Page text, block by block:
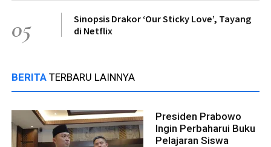
05
Sinopsis Drakor ‘Our Sticky Love’, Tayang
di Netflix
BERITA TERBARU LAINNYA
Presiden Prabowo
Ingin Perbaharui Buku
Pelajaran Siswa